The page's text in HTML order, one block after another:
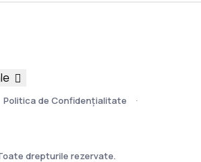
Politica de Confidențialitate
drepturile rezervate.